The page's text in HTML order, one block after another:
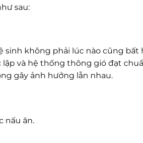
sau:
sinh không phải lúc nào cũng bất
và hệ thống thông gió đạt
gây ảnh hưởng lẫn nhau.
nấu ăn.